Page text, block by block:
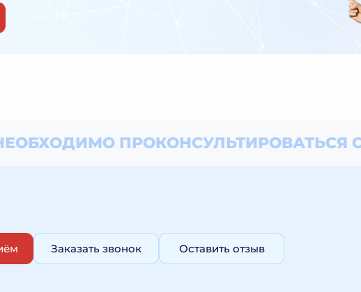
ПРОКОНСУЛЬТИРОВАТЬСЯ
Заказать звонок Оставить отзыв